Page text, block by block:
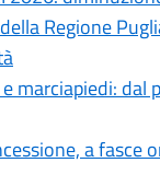
Regione
marciapiedi: dal
a